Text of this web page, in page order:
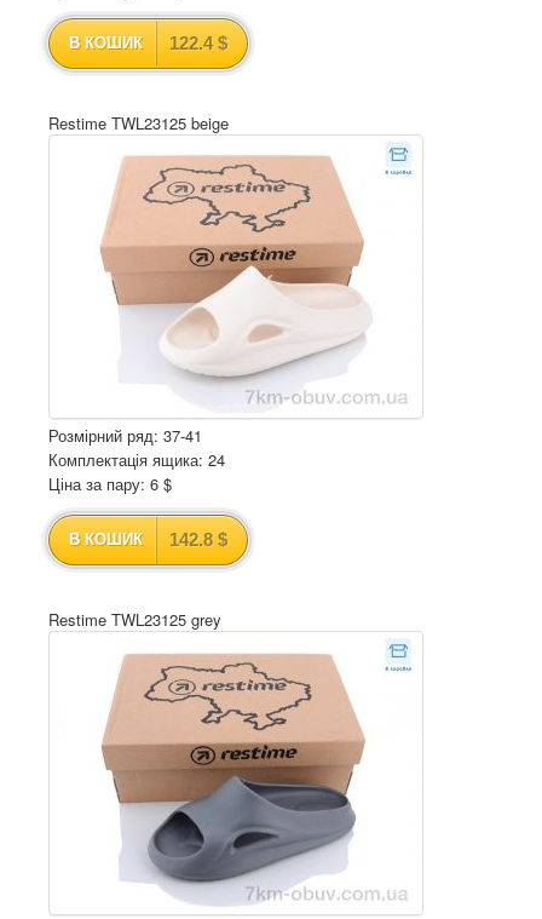
В КОШИК 122.4 $
Restime TWL23125 beige
Розмірний ряд: 37-41
Комплектація ящика: 24
Ціна за пару: 6 $
В КОШИК 142.8 $
Restime TWL23125 grey